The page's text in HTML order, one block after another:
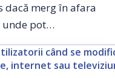
dacă merg în afara
unde pot…